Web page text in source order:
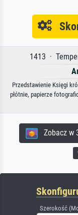
1413 ·
Przedstawienie Księgi
płótnie, papierze
Zobacz w
Szerokość